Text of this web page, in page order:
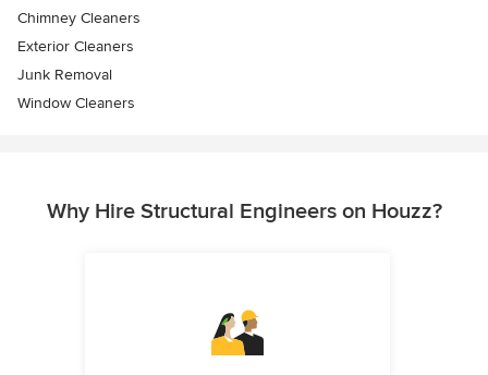
Chimney Cleaners
Exterior Cleaners
Junk Removal
Window Cleaners
Why Hire Structural Engineers on Houzz?